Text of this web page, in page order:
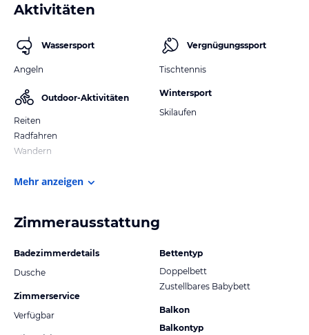
Aktivitäten
Wassersport
Angeln
Outdoor-Aktivitäten
Reiten
Radfahren
Wandern
Vergnügungssport
Tischtennis
Wintersport
Skilaufen
Mehr anzeigen
Zimmerausstattung
Badezimmerdetails
Dusche
Zimmerservice
Verfügbar
Bettentyp
Doppelbett
Zustellbares Babybett
Balkon
Balkontyp